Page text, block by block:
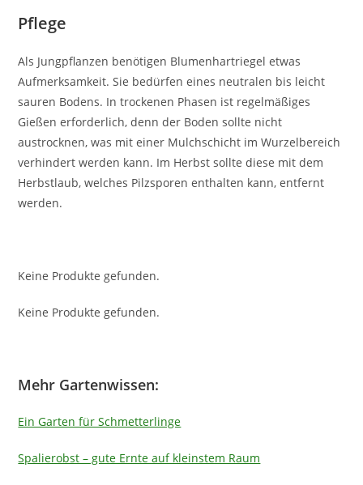
Pflege
Als Jungpflanzen benötigen Blumenhartriegel etwas
Aufmerksamkeit. Sie bedürfen eines neutralen bis leicht
sauren Bodens. In trockenen Phasen ist regelmäßiges
Gießen erforderlich, denn der Boden sollte nicht
austrocknen, was mit einer Mulchschicht im Wurzelbereich
verhindert werden kann. Im Herbst sollte diese mit dem
Herbstlaub, welches Pilzsporen enthalten kann, entfernt
werden.
Keine Produkte gefunden.
Keine Produkte gefunden.
Mehr Gartenwissen:
Ein Garten für Schmetterlinge
Spalierobst – gute Ernte auf kleinstem Raum